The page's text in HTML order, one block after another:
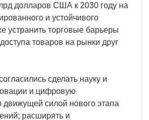
долларов США к 2030 году на
и устойчивого
устранить торговые барьеры
товаров на рынки друг
сделать науку и
и цифровую
силой нового этапа
расширять и